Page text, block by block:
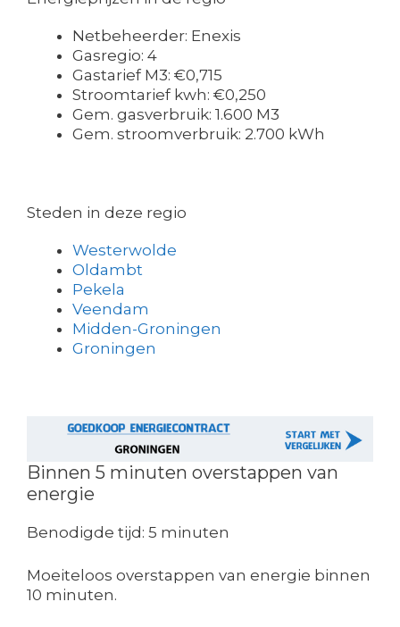
Netbeheerder: Enexis
Gasregio: 4
Gastarief M3: €0,715
Stroomtarief kwh: €0,250
Gem. gasverbruik: 1.600 M3
Gem. stroomverbruik: 2.700 kWh
Steden in deze regio
Westerwolde
Oldambt
Pekela
Veendam
Midden-Groningen
Groningen
Binnen 5 minuten overstappen van
energie
Benodigde tijd: 5 minuten
Moeiteloos overstappen van energie binnen
10 minuten.